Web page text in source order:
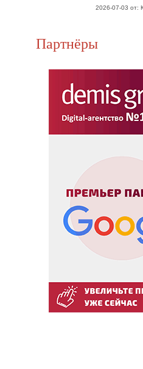
2026-07-03 от:
Партнёры